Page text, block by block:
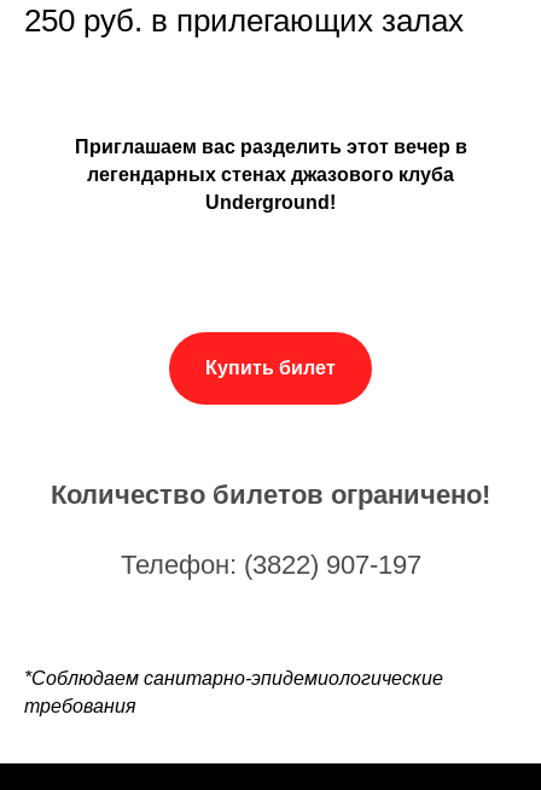
250 руб. в прилегающих залах
Приглашаем вас разделить этот вечер в
легендарных стенах джазового клуба
Underground!
Купить билет
Количество билетов ограничено!
Телефон: (3822) 907-197
*Соблюдаем санитарно-эпидемиологические
требования